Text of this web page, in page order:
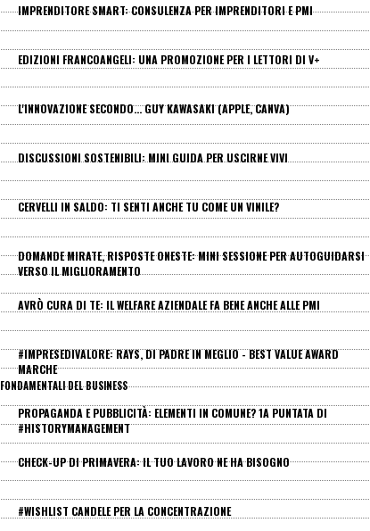
IMPRENDITORE SMART: CONSULENZA PER IMPRENDITORI E PMI
EDIZIONI FRANCOANGELI: UNA PROMOZIONE PER I LETTORI DI V+
L'INNOVAZIONE SECONDO... GUY KAWASAKI (APPLE, CANVA)
DISCUSSIONI SOSTENIBILI: MINI GUIDA PER USCIRNE VIVI
CERVELLI IN SALDO: TI SENTI ANCHE TU COME UN VINILE?
DOMANDE MIRATE, RISPOSTE ONESTE: MINI SESSIONE PER AUTOGUIDARSI
VERSO IL MIGLIORAMENTO
AVRÒ CURA DI TE: IL WELFARE AZIENDALE FA BENE ANCHE ALLE PMI
#IMPRESEDIVALORE: RAYS, DI PADRE IN MEGLIO - BEST VALUE AWARD
MARCHE
FONDAMENTALI DEL BUSINESS
PROPAGANDA E PUBBLICITÀ: ELEMENTI IN COMUNE? 1A PUNTATA DI
#HISTORYMANAGEMENT
CHECK-UP DI PRIMAVERA: IL TUO LAVORO NE HA BISOGNO
#WISHLIST CANDELE PER LA CONCENTRAZIONE